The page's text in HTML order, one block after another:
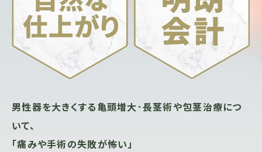
男性器を大きくする亀頭増大･長茎術や包茎治療につ
いて、
「痛みや手術の失敗が怖い」